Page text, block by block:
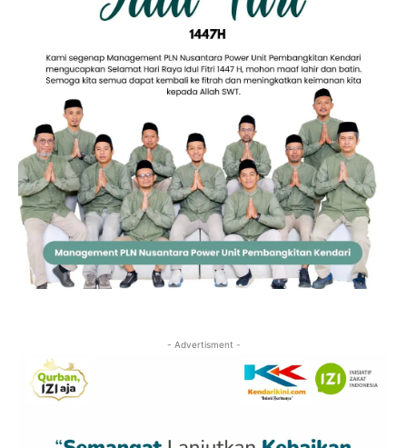
- Advertisment -